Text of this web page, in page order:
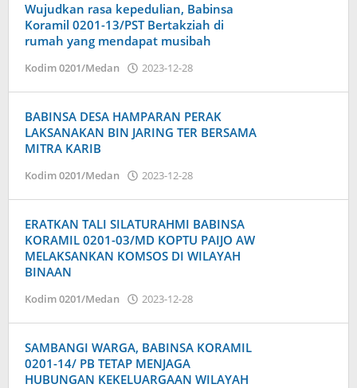
Wujudkan rasa kepedulian, Babinsa
Koramil 0201-13/PST Bertakziah di
rumah yang mendapat musibah
Kodim 0201/Medan 2023-12-28
BABINSA DESA HAMPARAN PERAK
LAKSANAKAN BIN JARING TER BERSAMA
MITRA KARIB
Kodim 0201/Medan 2023-12-28
ERATKAN TALI SILATURAHMI BABINSA
KORAMIL 0201-03/MD KOPTU PAIJO AW
MELAKSANKAN KOMSOS DI WILAYAH
BINAAN
Kodim 0201/Medan 2023-12-28
SAMBANGI WARGA, BABINSA KORAMIL
0201-14/ PB TETAP MENJAGA
HUBUNGAN KEKELUARGAAN WILAYAH